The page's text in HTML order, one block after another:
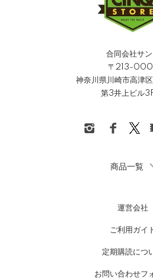
合同会社サン
〒213-
神奈川県川崎市高津
第3井上ビル
商品一覧
運営会社
ご利用ガイ
定期購読につ
お問い合わせフ